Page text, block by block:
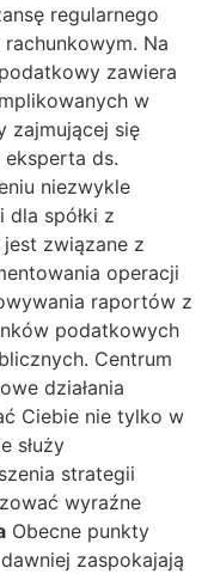
regularnego
Na
zawiera
w
zajmującej się
ds.
niezwykle
dla spółki z
związane z
operacji
raportów z
podatkowych
Centrum
działania
Ciebie nie tylko w
służy
strategii
wyraźne
Obecne punkty
zaspokajają